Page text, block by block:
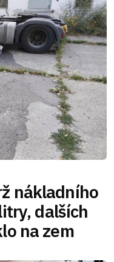
nákladního
dalších
na zem